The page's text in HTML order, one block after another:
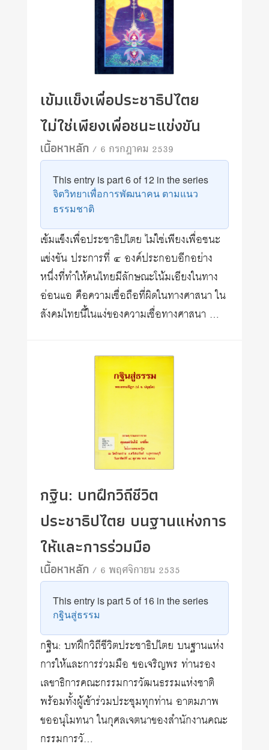
เข้มแข็งเพื่อประชาธิปไตย
ไม่ใช่เพียงเพื่อชนะแข่งขัน
เนื้อหาหลัก/ 6 กรกฎาคม 2539
This entry is part 6 of 12 in the series
จิตวิทยาเพื่อการพัฒนาคน ตามแนว
ธรรมชาติ
เข้มแข็งเพื่อประชาธิปไตย ไม่ใช่เพียงเพื่อชนะ
แข่งขัน ประการที่ ๔ องค์ประกอบอีกอย่าง
หนึ่งที่ทำให้คนไทยมีลักษณะโน้มเอียงในทาง
อ่อนแอ คือความเชื่อถือที่ผิดในทางศาสนา ใน
สังคมไทยนี้ในแง่ของความเชื่อทางศาสนา …
กฐิน: บทฝึกวิถีชีวิต
ประชาธิปไตย บนฐานแห่งการ
ให้และการร่วมมือ
เนื้อหาหลัก/ 6 พฤศจิกายน 2535
This entry is part 5 of 16 in the series
กฐินสู่ธรรม
กฐิน: บทฝึกวิถีชีวิตประชาธิปไตย บนฐานแห่ง
การให้และการร่วมมือ ขอเจริญพร ท่านรอง
เลขาธิการคณะกรรมการวัฒนธรรมแห่งชาติ
พร้อมทั้งผู้เข้าร่วมประชุมทุกท่าน อาตมภาพ
ขออนุโมทนา ในกุศลเจตนาของสำนักงานคณะ
กรรมการวั…